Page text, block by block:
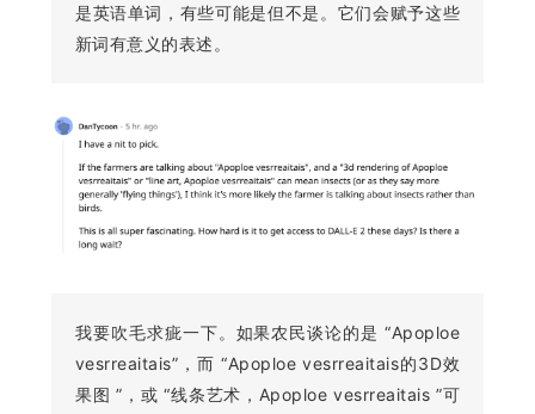
是英语单词，有些可能是但不是。它们会赋予这些
新词有意义的表述。
我要吹毛求疵一下。如果农民谈论的是 “Apoploe
vesrreaitais”，而 “Apoploe vesrreaitais的3D效
果图 ”，或 “线条艺术，Apoploe vesrreaitais ”可